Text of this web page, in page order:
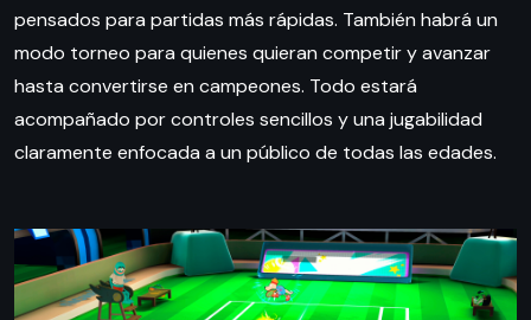
pensados para partidas más rápidas. También habrá un
modo torneo para quienes quieran competir y avanzar
hasta convertirse en campeones. Todo estará
acompañado por controles sencillos y una jugabilidad
claramente enfocada a un público de todas las edades.